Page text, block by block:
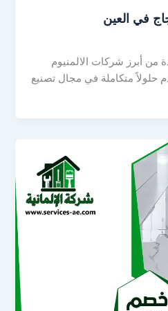
في العين
من أبرز شركات الالمنيوم
حلولاً متكاملة في مجال تصنيع